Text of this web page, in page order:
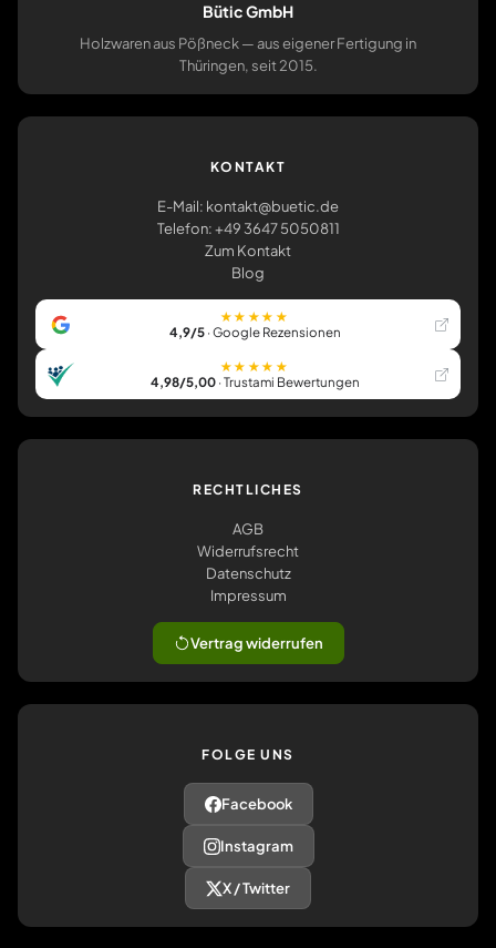
Bütic GmbH
Holzwaren aus Pößneck — aus eigener Fertigung in
Thüringen, seit 2015.
KONTAKT
E-Mail: kontakt@buetic.de
Telefon: +49 3647 5050811
Zum Kontakt
Blog
★★★★★
4,9/5· Google Rezensionen
★★★★★
4,98/5,00· Trustami Bewertungen
RECHTLICHES
AGB
Widerrufsrecht
Datenschutz
Impressum
Vertrag widerrufen
FOLGE UNS
Facebook
Instagram
X / Twitter